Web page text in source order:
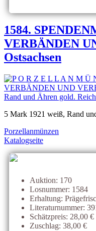
1584.
VERBÄNDEN
Ostsachsen
5 Mark 1921 weiß, Rand
Porzellanmünzen
Katalogseite
Auktion: 170
Losnummer: 1584
Erhaltung:
Literaturnummer:
Schätzpreis: 28,00 €
Zuschlag: 38,00 €